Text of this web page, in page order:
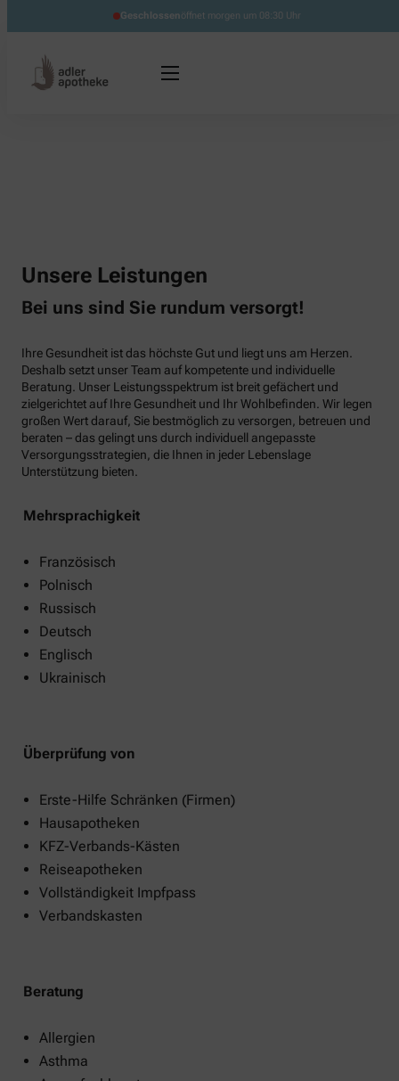
Geschlossenöffnet morgen um 08:30 Uhr
Unsere Leistungen
Bei uns sind Sie rundum versorgt!
Ihre Gesundheit ist das höchste Gut und liegt uns am Herzen.
Deshalb setzt unser Team auf kompetente und individuelle
Beratung. Unser Leistungsspektrum ist breit gefächert und
zielgerichtet auf Ihre Gesundheit und Ihr Wohlbefinden. Wir legen
großen Wert darauf, Sie bestmöglich zu versorgen, betreuen und
beraten – das gelingt uns durch individuell angepasste
Versorgungsstrategien, die Ihnen in jeder Lebenslage
Unterstützung bieten.
Mehrsprachigkeit
Französisch
Polnisch
Russisch
Deutsch
Englisch
Ukrainisch
Überprüfung von
Erste-Hilfe Schränken (Firmen)
Hausapotheken
KFZ-Verbands-Kästen
Reiseapotheken
Vollständigkeit Impfpass
Verbandskasten
Beratung
Allergien
Asthma